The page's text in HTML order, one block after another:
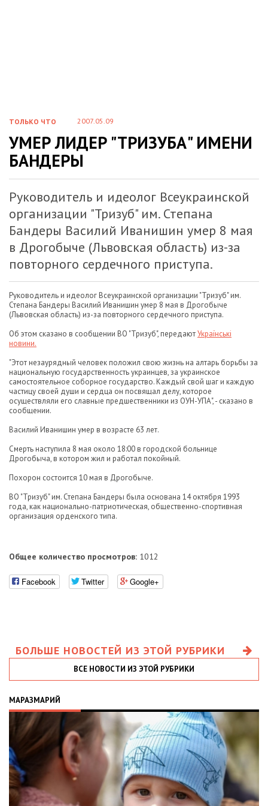
ТОЛЬКО ЧТО 2007.05.09
УМЕР ЛИДЕР "ТРИЗУБА" ИМЕНИ
БАНДЕРЫ
Руководитель и идеолог Всеукраинской
организации "Тризуб" им. Степана
Бандеры Василий Иванишин умер 8 мая
в Дрогобыче (Львовская область) из-за
повторного сердечного приступа.
Руководитель и идеолог Всеукраинской организации "Тризуб" им.
Степана Бандеры Василий Иванишин умер 8 мая в Дрогобыче
(Львовская область) из-за повторного сердечного приступа.
Об этом сказано в сообщении ВО "Тризуб", передаютУкраїнські
новини.
"Этот незаурядный человек положил свою жизнь на алтарь борьбы за
национальную государственность украинцев, за украинское
самостоятельное соборное государство. Каждый свой шаг и каждую
частицу своей души и сердца он посвящал делу, которое
осуществляли его славные предшественники из ОУН-УПА", - сказано в
сообщении.
Василий Иванишин умер в возрасте 63 лет.
Смерть наступила 8 мая около 18:00 в городской больнице
Дрогобыча, в котором жил и работал покойный.
Похорон состоится 10 мая в Дрогобыче.
ВО "Тризуб" им. Степана Бандеры была основана 14 октября 1993
года, как национально-патриотическая, общественно-спортивная
организация орденского типа.
Общее количество просмотров: 1012
Facebook Twitter Google+
БОЛЬШЕ НОВОСТЕЙ ИЗ ЭТОЙ РУБРИКИ
ВСЕ НОВОСТИ ИЗ ЭТОЙ РУБРИКИ
МАРАЗМАРИЙ